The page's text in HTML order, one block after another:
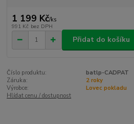
1 199 Kč/ks
991 Kč bez DPH
Přidat do košíku
Číslo produktu:
batlp-CADPAT
Záruka:
2 roky
Výrobce:
Lovec pokladu
Hlídat cenu / dostupnost